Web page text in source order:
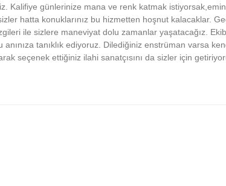
Kalifiye günlerinize mana ve renk katmak
hatta konuklarınız bu hizmetten hoşnut kalacaklar.
ile sizlere maneviyat dolu zamanlar yaşatacağız.
tanıklık ediyoruz. Dilediğiniz enstrüman varsa
seçenek ettiğiniz ilahi sanatçısını da sizler için